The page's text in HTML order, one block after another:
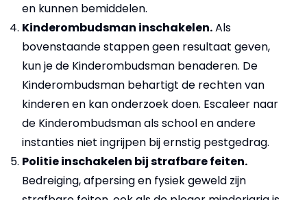
en kunnen bemiddelen.
Kinderombudsman inschakelen.Als
bovenstaande stappen geen resultaat geven,
kun je de Kinderombudsman benaderen. De
Kinderombudsman behartigt de rechten van
kinderen en kan onderzoek doen. Escaleer naar
de Kinderombudsman als school en andere
instanties niet ingrijpen bij ernstig pestgedrag.
Politie inschakelen bij strafbare feiten.
Bedreiging, afpersing en fysiek geweld zijn